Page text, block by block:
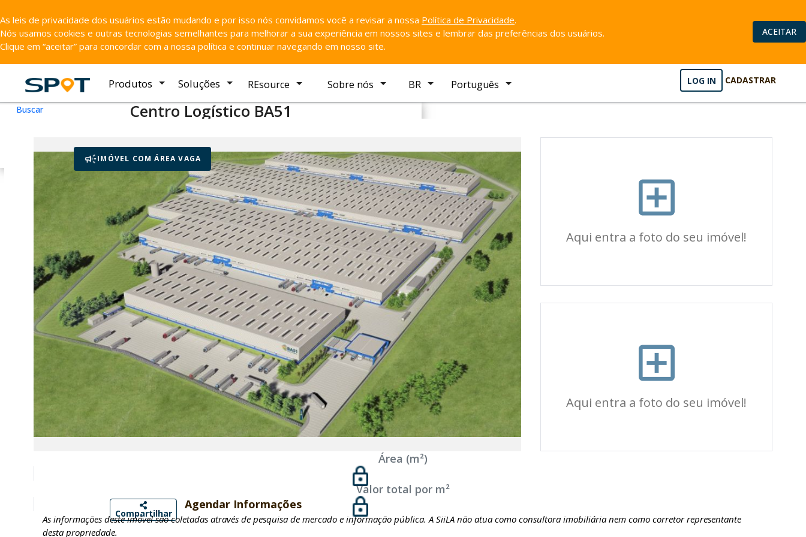
As leis de privacidade dos usuários estão mudando e por isso nós convidamos você a revisar a nossa Política de Privacidade.
Nós usamos cookies e outras tecnologias semelhantes para melhorar a sua experiência em nossos sites e lembrar das preferências dos usuários.
Clique em “aceitar” para concordar com a nossa política e continuar navegando em nosso site.
ACEITAR
Produtos Soluções REsource Sobre nós BR Português LOG IN CADASTRAR
Buscar Centro Logístico BA51
Ficha do Imóvel
Rodovia BA -512, Bahia (BA)
Negotiable
IMÓVEL COM ÁREA VAGA
Aqui entra a foto do seu imóvel!
Aqui entra a foto do seu imóvel!
Área (m²)
Valor total por m²
Compartilhar
Agendar Informações
As informações deste imóvel são coletadas através de pesquisa de mercado e informação pública. A SiiLA não atua como consultora imobiliária nem como corretor representante
desta propriedade.